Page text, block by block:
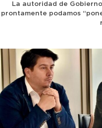
La autoridad de
prontamente podamos